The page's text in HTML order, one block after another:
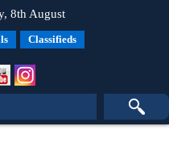
8th August
Classifieds